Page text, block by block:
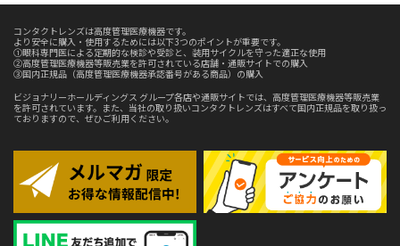
コンタクトレンズは高度管理医療機器です。
より安全に購入・使用するためには以下3つのポイントが重要です。
①眼科専門医による定期的な検診や受診と、装用サイクルを守った適正な使用
②高度管理医療機器等販売業を許可されている店舗・通販サイトでの購入
③国内正規品（高度管理医療機器承認番号がある商品）の購入
ビジョナリーホールディングス グループ各店や通販サイトでは、高度管理医療機器等販売業
を許可されています。また、当社の取り扱いコンタクトレンズはすべて国内正規品を取り扱っ
ておりますので、ぜひご利用ください。